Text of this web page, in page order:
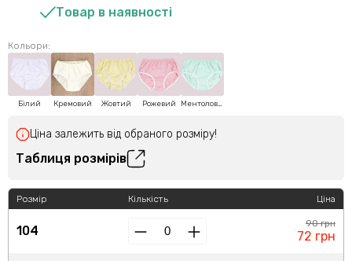
Товар в наявності
Кольори:
Білий Кремовий Жовтий Рожевий Ментоловий
Ціна залежить від обраного розміру!
Таблиця розмірів
Розмір
104
Кількість Ціна
90 грн
72 грн